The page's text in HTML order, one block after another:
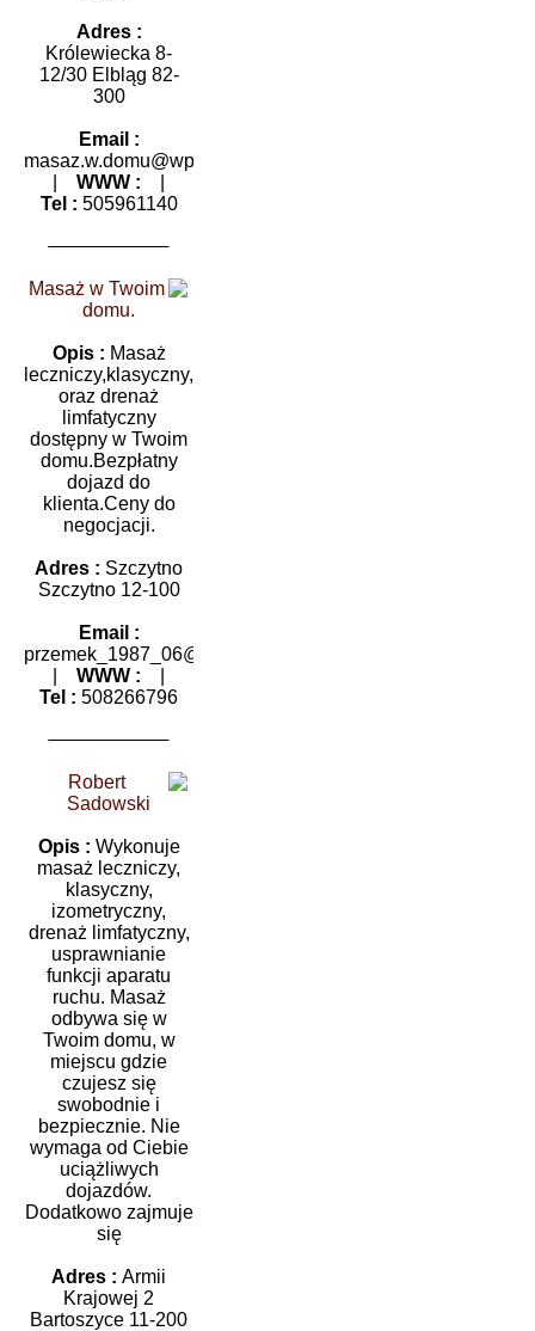
Adres :
Królewiecka 8-
12/30 Elbląg 82-
300
Email :
masaz.w.domu@wp.pl
WWW :
Tel : 505961140
Masaż w Twoim
domu.
Opis : Masaż
leczniczy,klasyczny,segmentarny,sportowy
oraz drenaż
limfatyczny
dostępny w Twoim
domu.Bezpłatny
dojazd do
klienta.Ceny do
negocjacji.
Adres : Szczytno
Szczytno 12-100
Email :
przemek_1987_06@tlen.pl
WWW :
Tel : 508266796
Robert
Sadowski
Opis : Wykonuje
masaż leczniczy,
klasyczny,
izometryczny,
drenaż limfatyczny,
usprawnianie
funkcji aparatu
ruchu. Masaż
odbywa się w
Twoim domu, w
miejscu gdzie
czujesz się
swobodnie i
bezpiecznie. Nie
wymaga od Ciebie
uciążliwych
dojazdów.
Dodatkowo zajmuje
się
Adres : Armii
Krajowej 2
Bartoszyce 11-200